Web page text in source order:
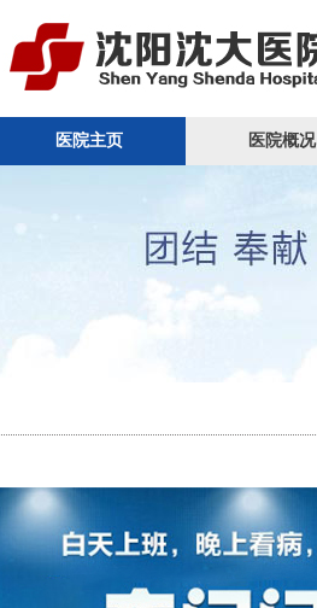
医院主页 医院概况